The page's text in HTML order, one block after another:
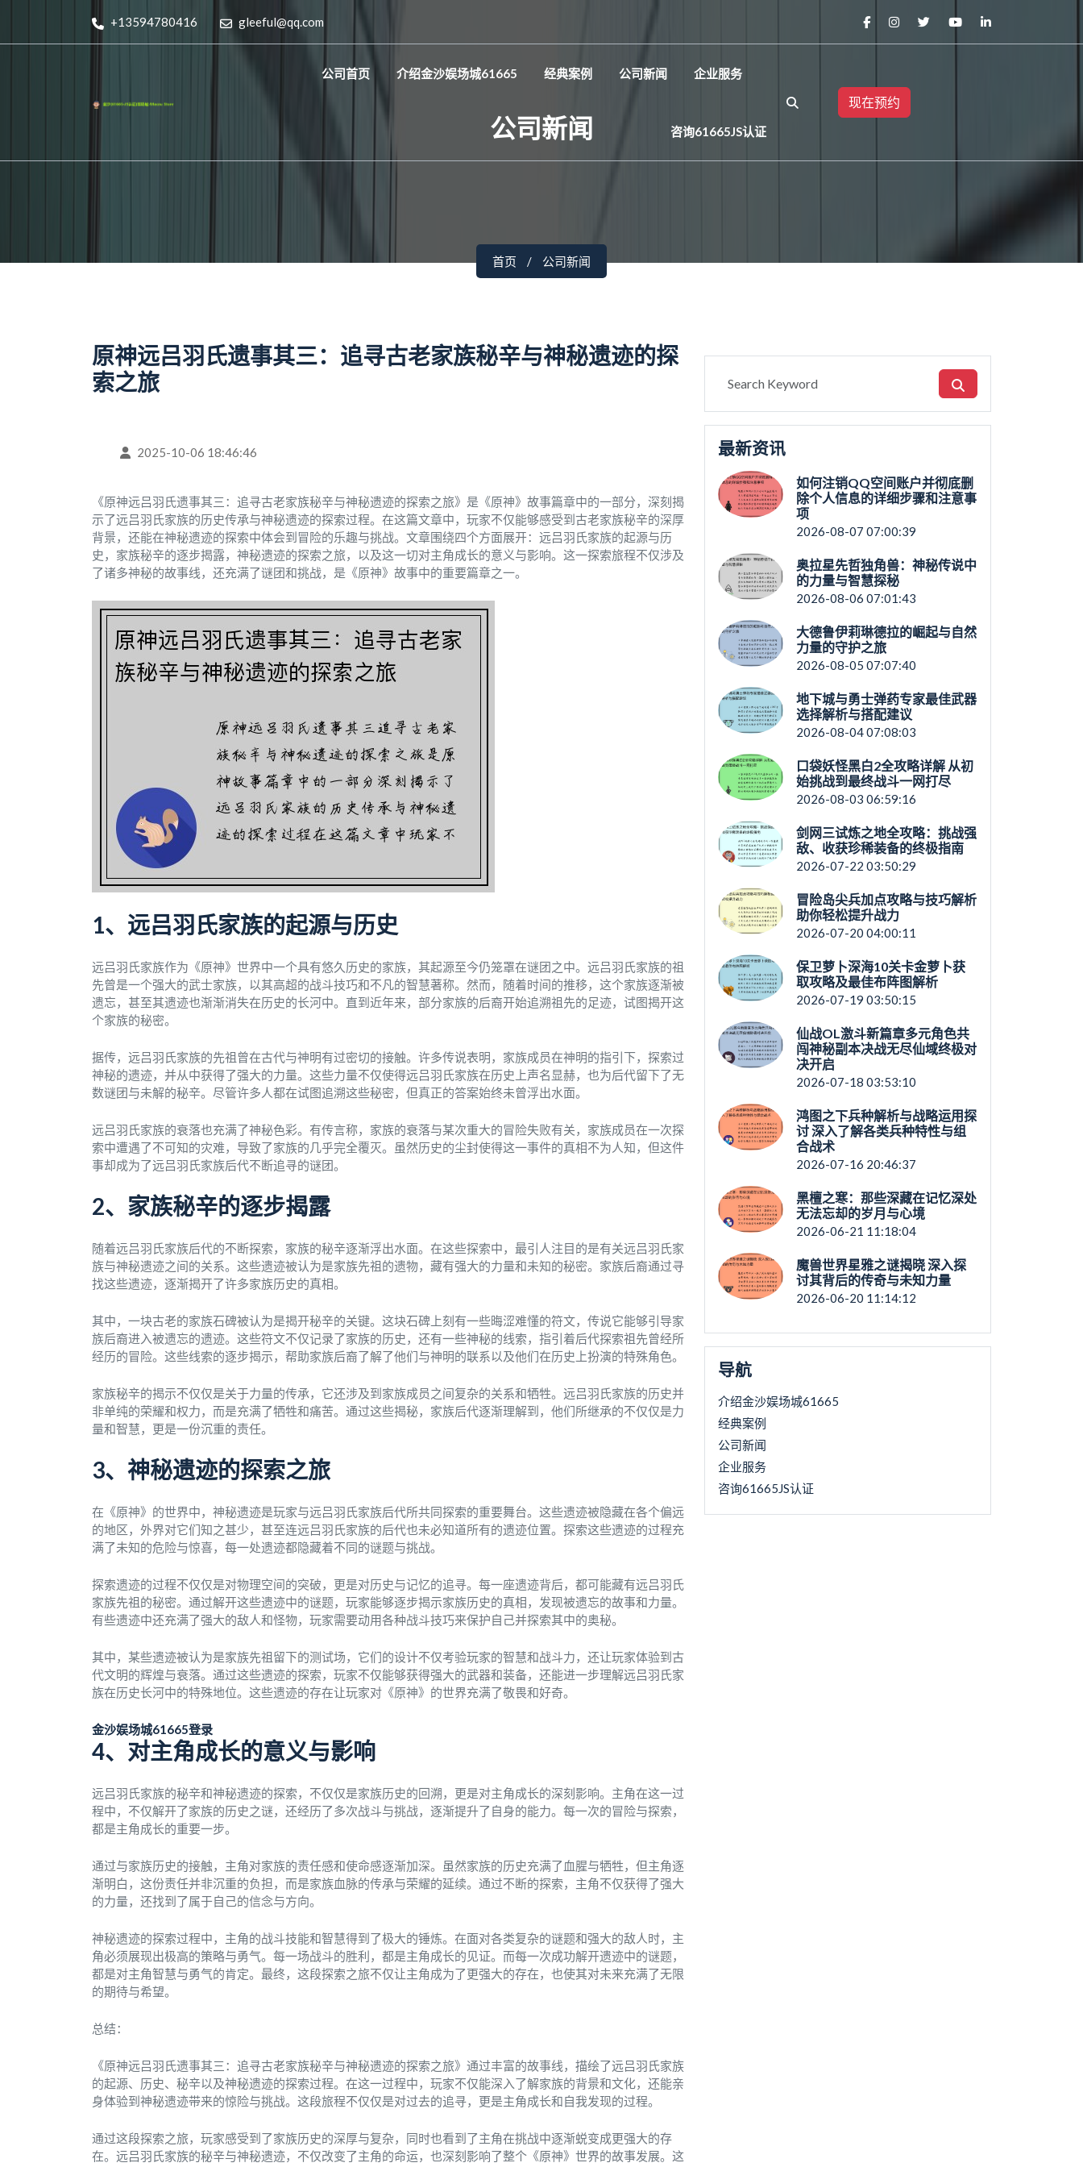
+13594780416 gleeful@qq.com
公司首页 介绍金沙娱场城61665 经典案例 公司新闻 企业服务
咨询61665JS认证
现在预约
公司新闻
首页 公司新闻
原神远吕羽氏遗事其三：追寻古老家族秘辛与神秘遗迹的探
索之旅
2025-10-06 18:46:46
《原神远吕羽氏遗事其三：追寻古老家族秘辛与神秘遗迹的探索之旅》是《原神》故事篇章中的一部分，深刻揭
示了远吕羽氏家族的历史传承与神秘遗迹的探索过程。在这篇文章中，玩家不仅能够感受到古老家族秘辛的深厚
背景，还能在神秘遗迹的探索中体会到冒险的乐趣与挑战。文章围绕四个方面展开：远吕羽氏家族的起源与历
史，家族秘辛的逐步揭露，神秘遗迹的探索之旅，以及这一切对主角成长的意义与影响。这一探索旅程不仅涉及
了诸多神秘的故事线，还充满了谜团和挑战，是《原神》故事中的重要篇章之一。
1、远吕羽氏家族的起源与历史
远吕羽氏家族作为《原神》世界中一个具有悠久历史的家族，其起源至今仍笼罩在谜团之中。远吕羽氏家族的祖
先曾是一个强大的武士家族，以其高超的战斗技巧和不凡的智慧著称。然而，随着时间的推移，这个家族逐渐被
遗忘，甚至其遗迹也渐渐消失在历史的长河中。直到近年来，部分家族的后裔开始追溯祖先的足迹，试图揭开这
个家族的秘密。
据传，远吕羽氏家族的先祖曾在古代与神明有过密切的接触。许多传说表明，家族成员在神明的指引下，探索过
神秘的遗迹，并从中获得了强大的力量。这些力量不仅使得远吕羽氏家族在历史上声名显赫，也为后代留下了无
数谜团与未解的秘辛。尽管许多人都在试图追溯这些秘密，但真正的答案始终未曾浮出水面。
远吕羽氏家族的衰落也充满了神秘色彩。有传言称，家族的衰落与某次重大的冒险失败有关，家族成员在一次探
索中遭遇了不可知的灾难，导致了家族的几乎完全覆灭。虽然历史的尘封使得这一事件的真相不为人知，但这件
事却成为了远吕羽氏家族后代不断追寻的谜团。
2、家族秘辛的逐步揭露
随着远吕羽氏家族后代的不断探索，家族的秘辛逐渐浮出水面。在这些探索中，最引人注目的是有关远吕羽氏家
族与神秘遗迹之间的关系。这些遗迹被认为是家族先祖的遗物，藏有强大的力量和未知的秘密。家族后裔通过寻
找这些遗迹，逐渐揭开了许多家族历史的真相。
其中，一块古老的家族石碑被认为是揭开秘辛的关键。这块石碑上刻有一些晦涩难懂的符文，传说它能够引导家
族后裔进入被遗忘的遗迹。这些符文不仅记录了家族的历史，还有一些神秘的线索，指引着后代探索祖先曾经所
经历的冒险。这些线索的逐步揭示，帮助家族后裔了解了他们与神明的联系以及他们在历史上扮演的特殊角色。
家族秘辛的揭示不仅仅是关于力量的传承，它还涉及到家族成员之间复杂的关系和牺牲。远吕羽氏家族的历史并
非单纯的荣耀和权力，而是充满了牺牲和痛苦。通过这些揭秘，家族后代逐渐理解到，他们所继承的不仅仅是力
量和智慧，更是一份沉重的责任。
3、神秘遗迹的探索之旅
在《原神》的世界中，神秘遗迹是玩家与远吕羽氏家族后代所共同探索的重要舞台。这些遗迹被隐藏在各个偏远
的地区，外界对它们知之甚少，甚至连远吕羽氏家族的后代也未必知道所有的遗迹位置。探索这些遗迹的过程充
满了未知的危险与惊喜，每一处遗迹都隐藏着不同的谜题与挑战。
探索遗迹的过程不仅仅是对物理空间的突破，更是对历史与记忆的追寻。每一座遗迹背后，都可能藏有远吕羽氏
家族先祖的秘密。通过解开这些遗迹中的谜题，玩家能够逐步揭示家族历史的真相，发现被遗忘的故事和力量。
有些遗迹中还充满了强大的敌人和怪物，玩家需要动用各种战斗技巧来保护自己并探索其中的奥秘。
其中，某些遗迹被认为是家族先祖留下的测试场，它们的设计不仅考验玩家的智慧和战斗力，还让玩家体验到古
代文明的辉煌与衰落。通过这些遗迹的探索，玩家不仅能够获得强大的武器和装备，还能进一步理解远吕羽氏家
族在历史长河中的特殊地位。这些遗迹的存在让玩家对《原神》的世界充满了敬畏和好奇。
金沙娱场城61665登录
4、对主角成长的意义与影响
远吕羽氏家族的秘辛和神秘遗迹的探索，不仅仅是家族历史的回溯，更是对主角成长的深刻影响。主角在这一过
程中，不仅解开了家族的历史之谜，还经历了多次战斗与挑战，逐渐提升了自身的能力。每一次的冒险与探索，
都是主角成长的重要一步。
通过与家族历史的接触，主角对家族的责任感和使命感逐渐加深。虽然家族的历史充满了血腥与牺牲，但主角逐
渐明白，这份责任并非沉重的负担，而是家族血脉的传承与荣耀的延续。通过不断的探索，主角不仅获得了强大
的力量，还找到了属于自己的信念与方向。
神秘遗迹的探索过程中，主角的战斗技能和智慧得到了极大的锤炼。在面对各类复杂的谜题和强大的敌人时，主
角必须展现出极高的策略与勇气。每一场战斗的胜利，都是主角成长的见证。而每一次成功解开遗迹中的谜题，
都是对主角智慧与勇气的肯定。最终，这段探索之旅不仅让主角成为了更强大的存在，也使其对未来充满了无限
的期待与希望。
总结：
《原神远吕羽氏遗事其三：追寻古老家族秘辛与神秘遗迹的探索之旅》通过丰富的故事线，描绘了远吕羽氏家族
的起源、历史、秘辛以及神秘遗迹的探索过程。在这一过程中，玩家不仅能深入了解家族的背景和文化，还能亲
身体验到神秘遗迹带来的惊险与挑战。这段旅程不仅仅是对过去的追寻，更是主角成长和自我发现的过程。
通过这段探索之旅，玩家感受到了家族历史的深厚与复杂，同时也看到了主角在挑战中逐渐蜕变成更强大的存
在。远吕羽氏家族的秘辛与神秘遗迹，不仅改变了主角的命运，也深刻影响了整个《原神》世界的故事发展。这
最新资讯
如何注销QQ空间账户并彻底删
除个人信息的详细步骤和注意事
项
2026-08-07 07:00:39
奥拉星先哲独角兽：神秘传说中
的力量与智慧探秘
2026-08-06 07:01:43
大德鲁伊莉琳德拉的崛起与自然
力量的守护之旅
2026-08-05 07:07:40
地下城与勇士弹药专家最佳武器
选择解析与搭配建议
2026-08-04 07:08:03
口袋妖怪黑白2全攻略详解 从初
始挑战到最终战斗一网打尽
2026-08-03 06:59:16
剑网三试炼之地全攻略：挑战强
敌、收获珍稀装备的终极指南
2026-07-22 03:50:29
冒险岛尖兵加点攻略与技巧解析
助你轻松提升战力
2026-07-20 04:00:11
保卫萝卜深海10关卡金萝卜获
取攻略及最佳布阵图解析
2026-07-19 03:50:15
仙战OL激斗新篇章多元角色共
闯神秘副本决战无尽仙域终极对
决开启
2026-07-18 03:53:10
鸿图之下兵种解析与战略运用探
讨 深入了解各类兵种特性与组
合战术
2026-07-16 20:46:37
黑檀之寒：那些深藏在记忆深处
无法忘却的岁月与心境
2026-06-21 11:18:04
魔兽世界星雅之谜揭晓 深入探
讨其背后的传奇与未知力量
2026-06-20 11:14:12
导航
介绍金沙娱场城61665
经典案例
公司新闻
企业服务
咨询61665JS认证